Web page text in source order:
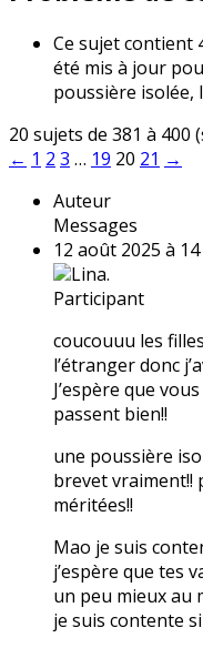
Ce sujet contient
été mis à jour
poussière isolée,
20 sujets de 381 à 400
← 1 2 3 … 19 20 21 →
Auteur
Messages
12 août 2025 à
Lina.
Participant
coucouuu les
l’étranger donc
J’espère que
passent bien!!
une poussière
brevet vraiment!!
méritées!!
Mao je suis
j’espère que tes
un peu mieux au
je suis contente